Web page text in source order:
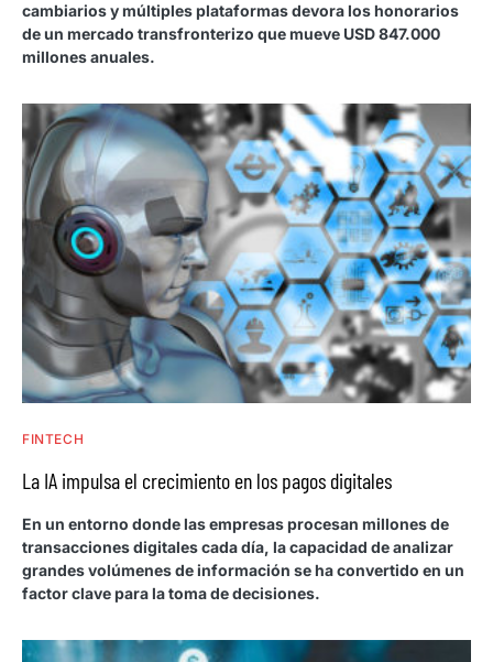
cambiarios y múltiples plataformas devora los honorarios
de un mercado transfronterizo que mueve USD 847.000
millones anuales.
FINTECH
La IA impulsa el crecimiento en los pagos digitales
En un entorno donde las empresas procesan millones de
transacciones digitales cada día, la capacidad de analizar
grandes volúmenes de información se ha convertido en un
factor clave para la toma de decisiones.